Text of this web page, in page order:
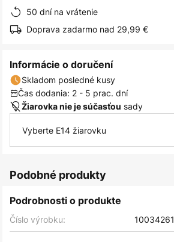
50 dní na vrátenie
Doprava zadarmo nad 29,99 €
Informácie o doručení
Skladom posledné kusy
Čas dodania: 2 - 5 prac. dní
Žiarovka nie je súčasťou sady
Vyberte E14 žiarovku
Podobné produkty
Podrobnosti o produkte
Číslo výrobku: 10034261